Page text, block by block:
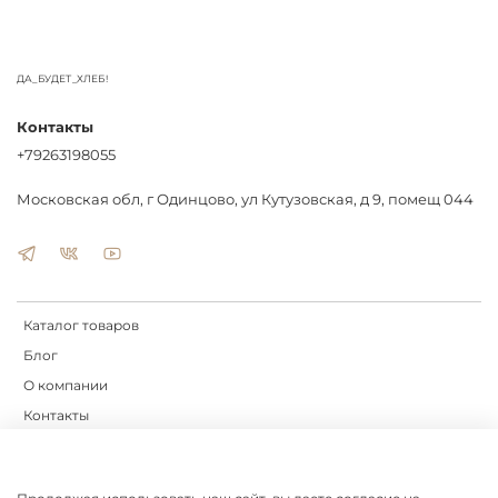
ДА_БУДЕТ_ХЛЕБ!
Каталог товаров
Блог
О компании
Контакты
Контакты
+79263198055
Московская обл, г Одинцово, ул Кутузовская, д 9, помещ 044